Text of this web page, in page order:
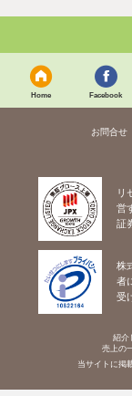
Home Facebook
お問合せ
リ
営
証
株
者
受
紹介
売上の
当サイトに掲